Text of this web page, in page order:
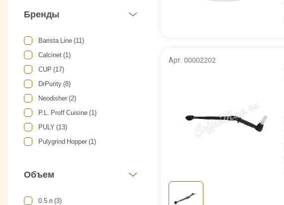
(1)
поверхностей (1)
Щетки для чистки (9)
Бренды
Barista Line (11)
Calcinet (1)
CUP (17)
DrPurity (8)
Neodisher (2)
P.L. Proff Cuisine (1)
PULY (13)
Pulygrind Hopper (1)
Объем
0.5 л (3)
Арт. 00002202